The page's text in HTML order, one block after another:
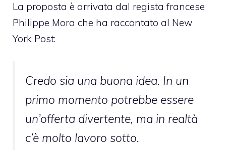
La proposta è arrivata dal regista francese
Philippe Mora che ha raccontato al New
York Post:
Credo sia una buona idea. In un
primo momento potrebbe essere
un’offerta divertente, ma in realtà
c’è molto lavoro sotto.